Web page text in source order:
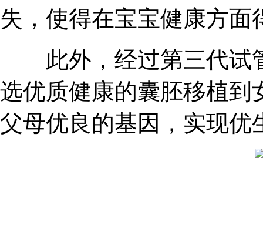
失，使得在宝宝健康方面
此外，经过第三代试管
选优质健康的囊胚移植到
父母优良的基因，实现优